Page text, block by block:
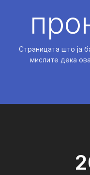
Страницата што ја
мислите дека